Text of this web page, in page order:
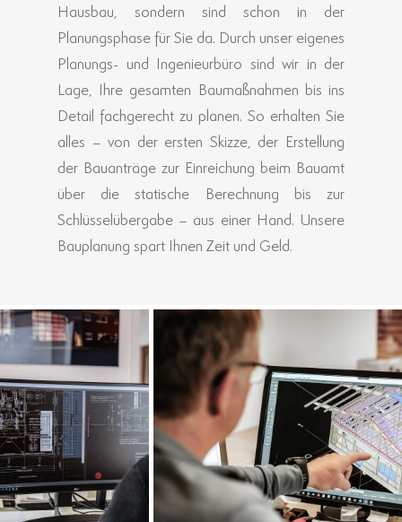
Hausbau, sondern sind schon in der
Planungsphase für Sie da. Durch unser eigenes
Planungs- und Ingenieurbüro sind wir in der
Lage, Ihre gesamten Baumaßnahmen bis ins
Detail fachgerecht zu planen. So erhalten Sie
alles – von der ersten Skizze, der Erstellung
der Bauanträge zur Einreichung beim Bauamt
über die statische Berechnung bis zur
Schlüsselübergabe – aus einer Hand. Unsere
Bauplanung spart Ihnen Zeit und Geld.